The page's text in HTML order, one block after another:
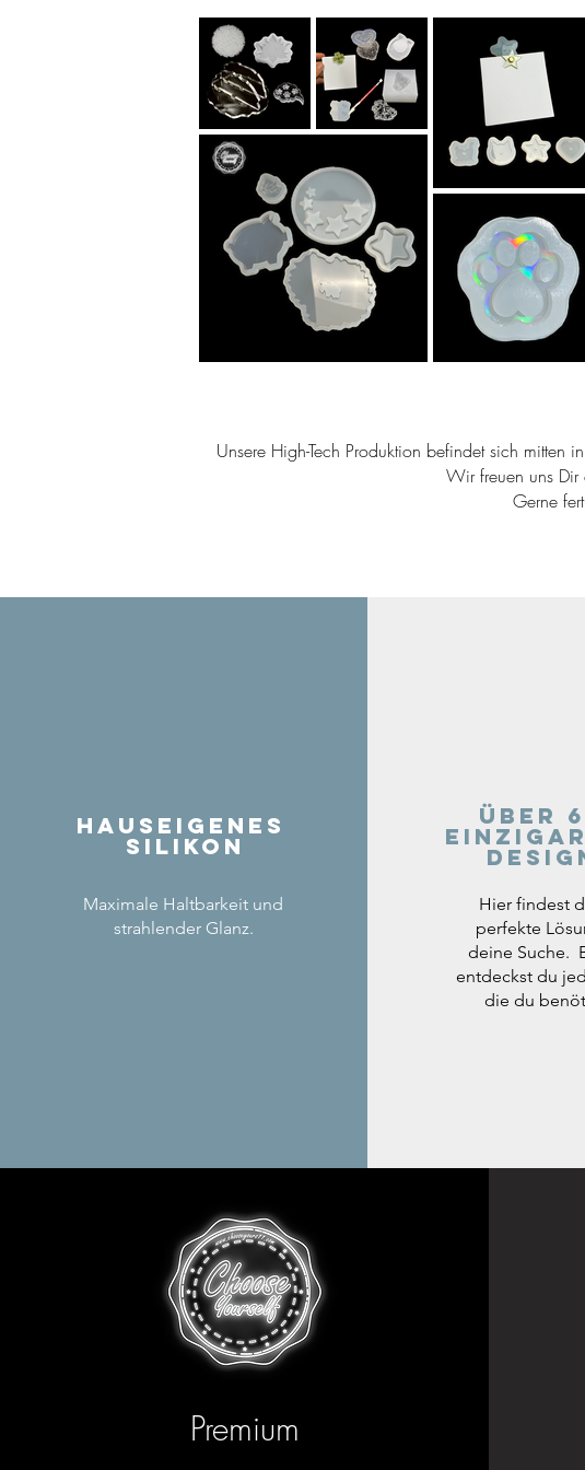
Unsere High-Tech Produktion befindet sich mitten
Wir freuen uns Dir
Gerne
Hauseigenes
Silikon
Maximale Haltbarkeit und
strahlender Glanz.
Über
Hier findest
perfekte
deine Suche.
entdeckst du
die du
Premium